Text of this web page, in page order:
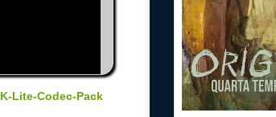
K-Lite-Codec-Pack